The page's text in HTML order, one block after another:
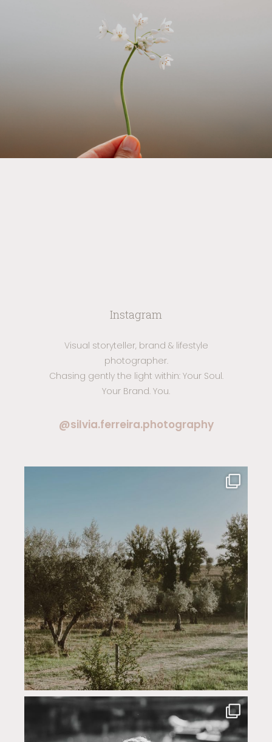
Instagram
Visual storyteller, brand & lifestyle
photographer.
Chasing gently the light within: Your Soul.
Your Brand. You.
@silvia.ferreira.photography